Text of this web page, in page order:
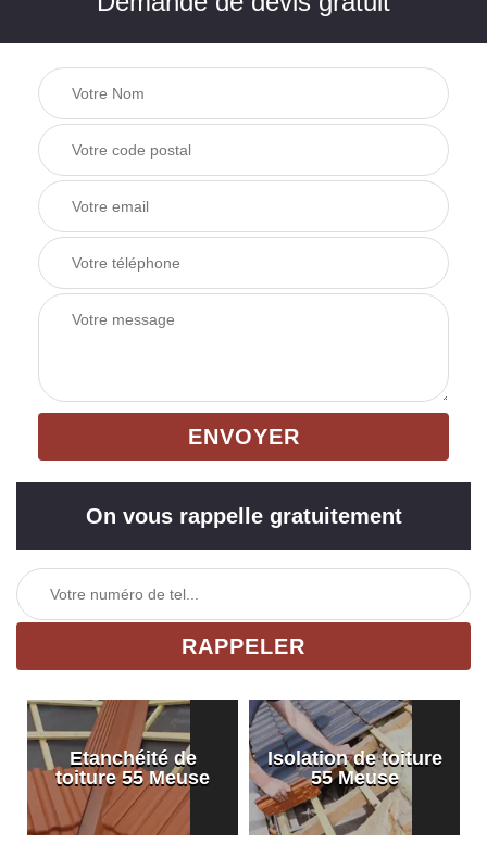
On vous rappelle gratuitement
Etanchéité de
toiture 55 Meuse
Isolation de toiture
55 Meuse